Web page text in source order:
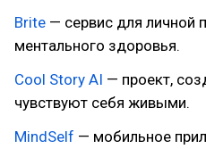
Brite — сервис для личной
ментального здоровья.
Cool Story AI — проект,
чувствуют себя живыми.
MindSelf — мобильное